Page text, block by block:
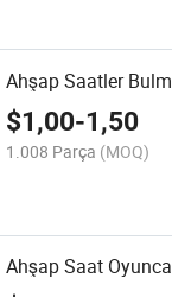
Ahşap Saatler
$1,00-1,50
1.008 Parça (MOQ)
Ahşap Saat